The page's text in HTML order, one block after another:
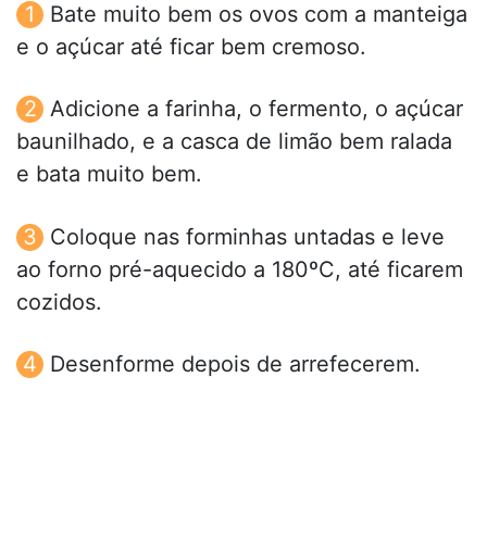
Bate muito bem os ovos com a manteiga
e o açúcar até ficar bem cremoso.
Adicione a farinha, o fermento, o açúcar
baunilhado, e a casca de limão bem ralada
e bata muito bem.
Coloque nas forminhas untadas e leve
ao forno pré-aquecido a 180ºC, até ficarem
cozidos.
Desenforme depois de arrefecerem.